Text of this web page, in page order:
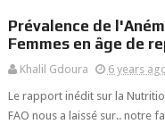
Prévalence de
Femmes en âge de
Khalil Gdoura
6 years
Le rapport inédit sur la
FAO nous a laissé sur.. notre